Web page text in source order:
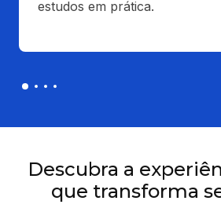
estudos em prática.
Descubra a
que transforma